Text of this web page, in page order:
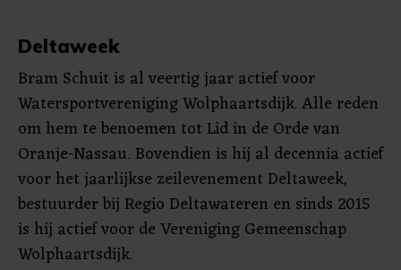
Deltaweek
Bram Schuit is al veertig jaar actief voor
Watersportvereniging Wolphaartsdijk. Alle reden
om hem te benoemen tot Lid in de Orde van
Oranje-Nassau. Bovendien is hij al decennia actief
voor het jaarlijkse zeilevenement Deltaweek,
bestuurder bij Regio Deltawateren en sinds 2015
is hij actief voor de Vereniging Gemeenschap
Wolphaartsdijk.